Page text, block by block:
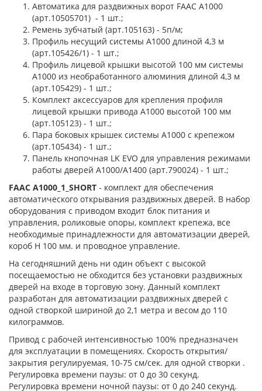
Автоматика для раздвижных ворот FAAC A1000
(арт.10505701) - 1 шт.;
Ремень зубчатый (арт.105163) - 5п/м;
Профиль несущий системы А1000 длиной 4,3 м
(арт.105426/1) - 1 шт.;
Профиль лицевой крышки высотой 100 мм системы
А1000 из необработанного алюминия длиной 4,3 м
(арт.105429) - 1 шт.;
Комплект аксессуаров для крепления профиля
лицевой крышки привода A1000 высотой 100 мм
(арт.105123) - 1 шт.;
Пара боковых крышек системы А1000 с крепежом
(арт.105434) - 1 шт.;
Панель кнопочная LK EVO для управления режимами
работы дверей А1000/A1400 (арт.790024) - 1 шт.;
FAAC A1000_1_SHORT - комплект для обеспечения
автоматического открывания раздвижных дверей. В набор
оборудования с приводом входит блок питания и
управления, роликовые опоры, комплект крепежа, все
необходимые принадлежности для автоматизации дверей,
короб H 100 мм. и проводное управление.
На сегодняшний день ни один объект с высокой
посещаемостью не обходится без установки раздвижных
дверей на входе в торговую зону. Данный комплект
разработан для автоматизации раздвижных дверей с
одной створкой шириной до 2,1 метра и весом до 110
килограммов.
Привод с рабочей интенсивностью 100% предназначен
для эксплуатации в помещениях. Скорость открытия/
закрытия регулируемая, 10-75 см/сек. для одной створки .
Регулировка времени паузы: от 0 до 30 секунд.
Регулировка времени ночной паузы: от 0 до 240 секунд.